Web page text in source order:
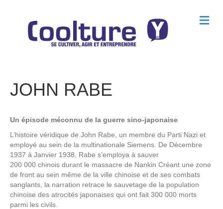
M
e
JOHN RABE
Un épisode méconnu de la guerre sino-japonaise
L’histoire véridique de John Rabe, un membre du Parti Nazi et
employé au sein de la multinationale Siemens. De Décembre
1937 à Janvier 1938, Rabe s’employa à sauver
200 000 chinois durant le massacre de Nankin Créant une zone
de front au sein même de la ville chinoise et de ses combats
sanglants, la narration retrace le sauvetage de la population
chinoise des atrocités japonaises qui ont fait 300 000 morts
parmi les civils.